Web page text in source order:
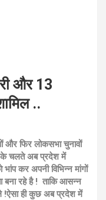
और 13
..
और फिर लोकसभा चुनावों
के चलते अब प्रदेश में
कर अपनी विभिन्न मांगों
बना रहे है ! ताकि आसन्न
!ऐसा ही कुछ अब प्रदेश में